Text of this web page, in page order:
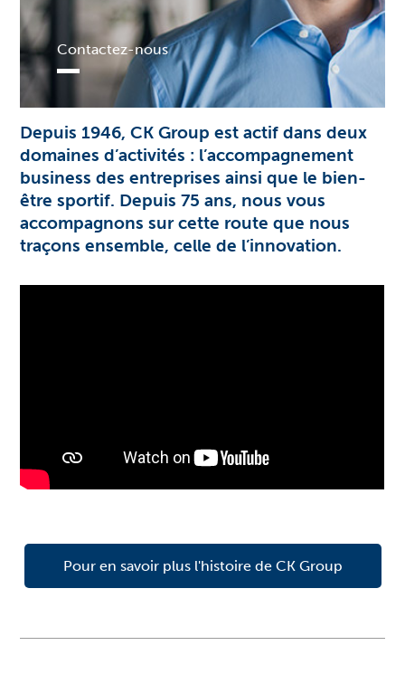
Contactez-nous
Depuis 1946, CK Group est actif dans deux
domaines d’activités : l’accompagnement
business des entreprises ainsi que le bien-
être sportif. Depuis 75 ans, nous vous
accompagnons sur cette route que nous
traçons ensemble, celle de l’innovation.
Pour en savoir plus l'histoire de CK Group